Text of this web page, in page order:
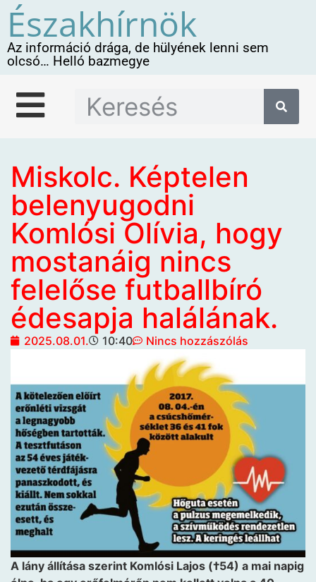
Északhírnök
Az információ drága, de hülyének lenni sem
olcsó… Helló bazmegye
Miskolc. Képtelen
belenyugodni
Komlósi Olívia, hogy
mostanáig nincs
felelőse futballbíró
édesapja halálának.
2025.08.01. 10:40 Nincs hozzászólás
A lány állítása szerint Komlósi Lajos (†54) a mai napig